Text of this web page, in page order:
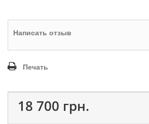
Написать отзыв
Печать
18 700 грн.